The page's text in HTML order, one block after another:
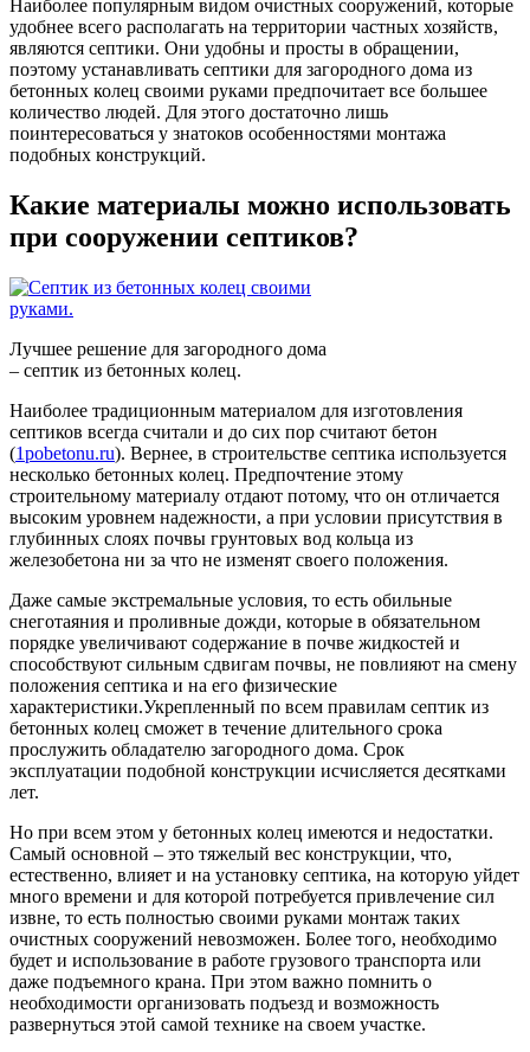
Наиболее популярным видом очистных сооружений, которые
удобнее всего располагать на территории частных хозяйств,
являются септики. Они удобны и просты в обращении,
поэтому устанавливать септики для загородного дома из
бетонных колец своими руками предпочитает все большее
количество людей. Для этого достаточно лишь
поинтересоваться у знатоков особенностями монтажа
подобных конструкций.
Какие материалы можно использовать
при сооружении септиков?
Лучшее решение для загородного дома
– септик из бетонных колец.
Наиболее традиционным материалом для изготовления
септиков всегда считали и до сих пор считают бетон
(1pobetonu.ru). Вернее, в строительстве септика используется
несколько бетонных колец. Предпочтение этому
строительному материалу отдают потому, что он отличается
высоким уровнем надежности, а при условии присутствия в
глубинных слоях почвы грунтовых вод кольца из
железобетона ни за что не изменят своего положения.
Даже самые экстремальные условия, то есть обильные
снеготаяния и проливные дожди, которые в обязательном
порядке увеличивают содержание в почве жидкостей и
способствуют сильным сдвигам почвы, не повлияют на смену
положения септика и на его физические
характеристики.Укрепленный по всем правилам септик из
бетонных колец сможет в течение длительного срока
прослужить обладателю загородного дома. Срок
эксплуатации подобной конструкции исчисляется десятками
лет.
Но при всем этом у бетонных колец имеются и недостатки.
Самый основной – это тяжелый вес конструкции, что,
естественно, влияет и на установку септика, на которую уйдет
много времени и для которой потребуется привлечение сил
извне, то есть полностью своими руками монтаж таких
очистных сооружений невозможен. Более того, необходимо
будет и использование в работе грузового транспорта или
даже подъемного крана. При этом важно помнить о
необходимости организовать подъезд и возможность
развернуться этой самой технике на своем участке.